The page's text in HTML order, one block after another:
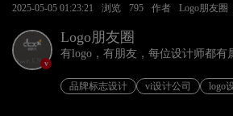
2025-05-05 01:23:21 浏览 795 作者 Logo朋友圈
v
Logo朋友圈
有logo，有朋友，每位设计师都有
品牌标志设计 vi设计公司 logo